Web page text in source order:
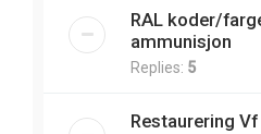
RAL koder/
ammunisjon
Replies: 5
Restaurering